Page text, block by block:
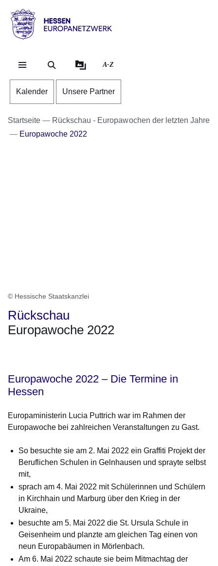
Hessen
Europanetzwerk
A-Z
Kalender Unsere Partner
Startseite
Rückschau - Europawochen der letzten Jahre
Europawoche 2022
© Hessische Staatskanzlei
Rückschau
Europawoche 2022
Europawoche 2022 – Die Termine in
Hessen
Europaministerin Lucia Puttrich war im Rahmen der
Europawoche bei zahlreichen Veranstaltungen zu Gast.
So besuchte sie am 2. Mai 2022 ein Graffiti Projekt der
Beruflichen Schulen in Gelnhausen und sprayte selbst
mit,
sprach am 4. Mai 2022 mit Schülerinnen und Schülern
in Kirchhain und Marburg über den Krieg in der
Ukraine,
besuchte am 5. Mai 2022 die St. Ursula Schule in
Geisenheim und planzte am gleichen Tag einen von
neun Europabäumen in Mörlenbach.
Am 6. Mai 2022 schaute sie beim Mitmachtag der